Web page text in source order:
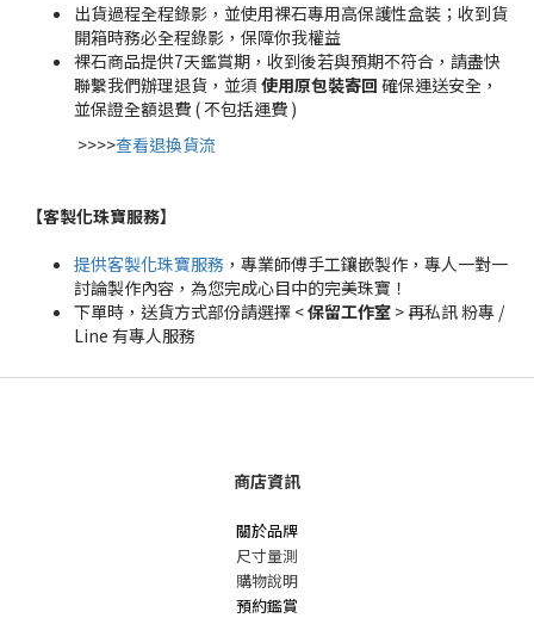
出貨過程全程錄影，並使用裸石專用高保護性盒裝；收到貨
開箱時務必全程錄影，保障你我權益
裸石商品提供7天鑑賞期，收到後若與預期不符合，請盡快
聯繫我們辦理退貨，並須 使用原包裝寄回 確保運送安全，
並保證全額退費 ( 不包括運費 )
>>>>查看退換貨流
【客製化珠寶服務】
提供客製化珠寶服務 ，專業師傅手工鑲嵌製作，專人一對一
討論製作內容，為您完成心目中的完美珠寶！
下單時，送貨方式部份請選擇 <保留工作室 > 再私訊 粉專 /
Line 有專人服務
商店資訊
關於品牌
尺寸量測
購物說明
預約鑑賞